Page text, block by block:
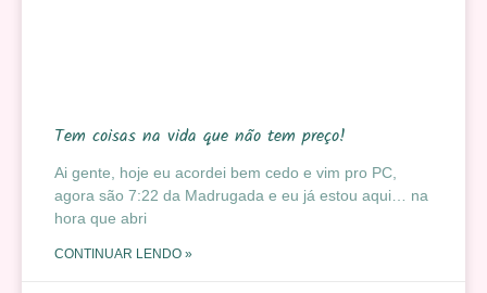
Tem coisas na vida que não tem preço!
Ai gente, hoje eu acordei bem cedo e vim pro PC,
agora são 7:22 da Madrugada e eu já estou aqui… na
hora que abri
CONTINUAR LENDO »